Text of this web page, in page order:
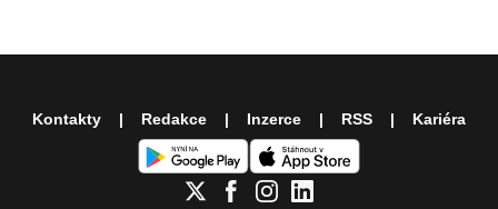
Kontakty Redakce Inzerce RSS Kariéra